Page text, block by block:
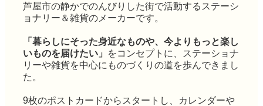
芦屋市の静かでのんびりした街で活動するステーシ
ョナリー＆雑貨のメーカーです。
「暮らしにそった身近なものや、今よりもっと楽し
いものを届けたい」
をコンセプトに、ステーショナ
リーや雑貨を中心にものづくりの道を歩んできまし
た。
9枚のポストカードからスタートし、カレンダーや